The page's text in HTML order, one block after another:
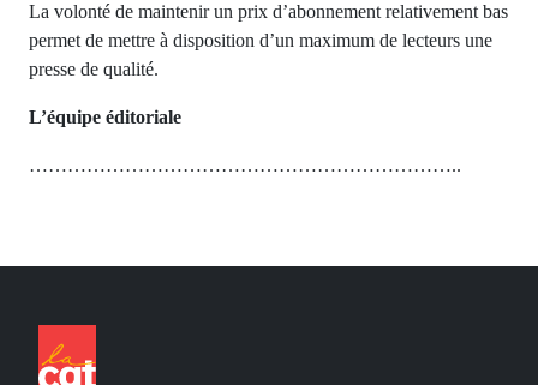
La volonté de maintenir un prix d’abonnement relativement bas
permet de mettre à disposition d’un maximum de lecteurs une
presse de qualité.
L’équipe éditoriale
…………………………………………………………..